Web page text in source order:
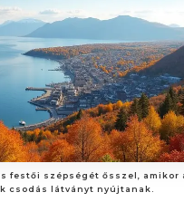
festői szépségét ősszel, amikor
csodás látványt nyújtanak.